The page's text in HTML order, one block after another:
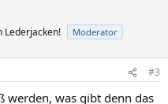
Lederjacken! Moderator
#3
werden, was gibt denn das